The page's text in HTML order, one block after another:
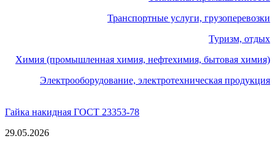
Транспортные услуги, грузоперевозки
Туризм, отдых
Химия (промышленная химия, нефтехимия, бытовая химия)
Электрооборудование, электротехническая продукция
Гайка накидная ГОСТ 23353-78
29.05.2026